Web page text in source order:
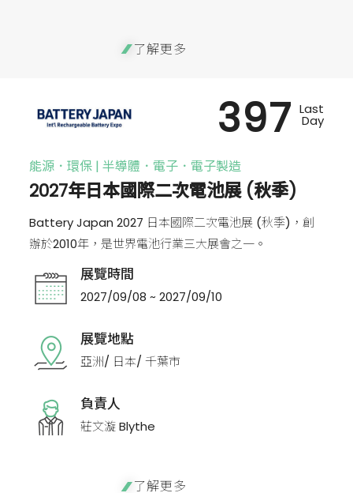
了解更多
能源．環保 | 半導體．電子．電子製造
2027年日本國際二次電池展 (秋季)
Battery Japan 2027 日本國際二次電池展 (秋季)，創
辦於2010年，是世界電池行業三大展會之一。
展覽時間
2027/09/08 ~ 2027/09/10
展覽地點
亞洲/ 日本/ 千葉市
負責人
莊文漩 Blythe
397 Last
Day
了解更多